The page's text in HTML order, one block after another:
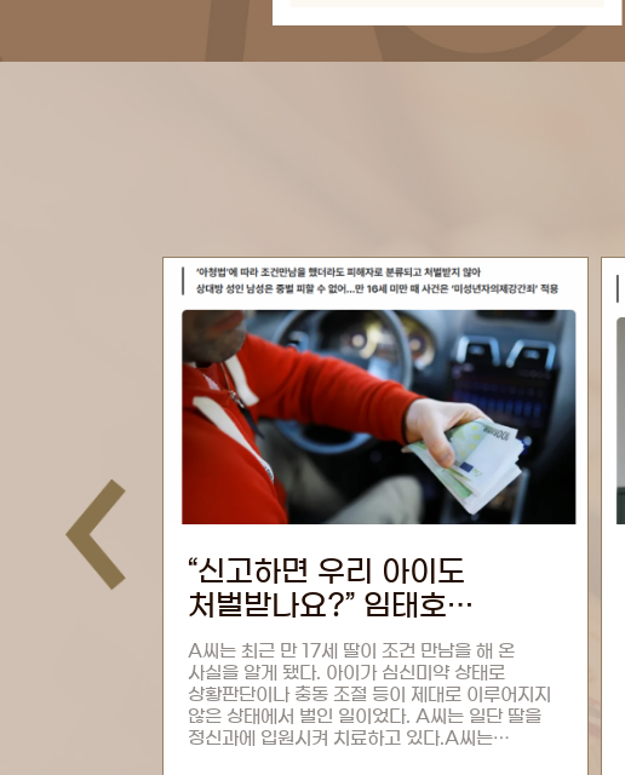
장난으로 "재워준다" 썼는데
아청법 피의자 된 청년…
임태호 변호사의 조언은
“그냥 장난친다고 글을 올렸습니다…조사할 때
어떻게 응해야 되나요?”SNS에 무심코 올린 글
한 줄이 한 청년의 발목을 잡았다.“경찰서에서
연락이 왔습니다. 제가 트위터에 장난스럽게 ‘집
나온 애들 재워준다, 담배 사준다’ 이런 글을